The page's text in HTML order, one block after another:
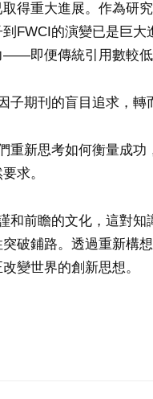
得重大進展。作為研
FWCI的演變已是巨
——即便傳統引用數較低
期刊的盲目追求，轉
新思考如何衡量成
求。
前瞻的文化，這對知
破鋪路。透過重新構
變世界的創新思想。